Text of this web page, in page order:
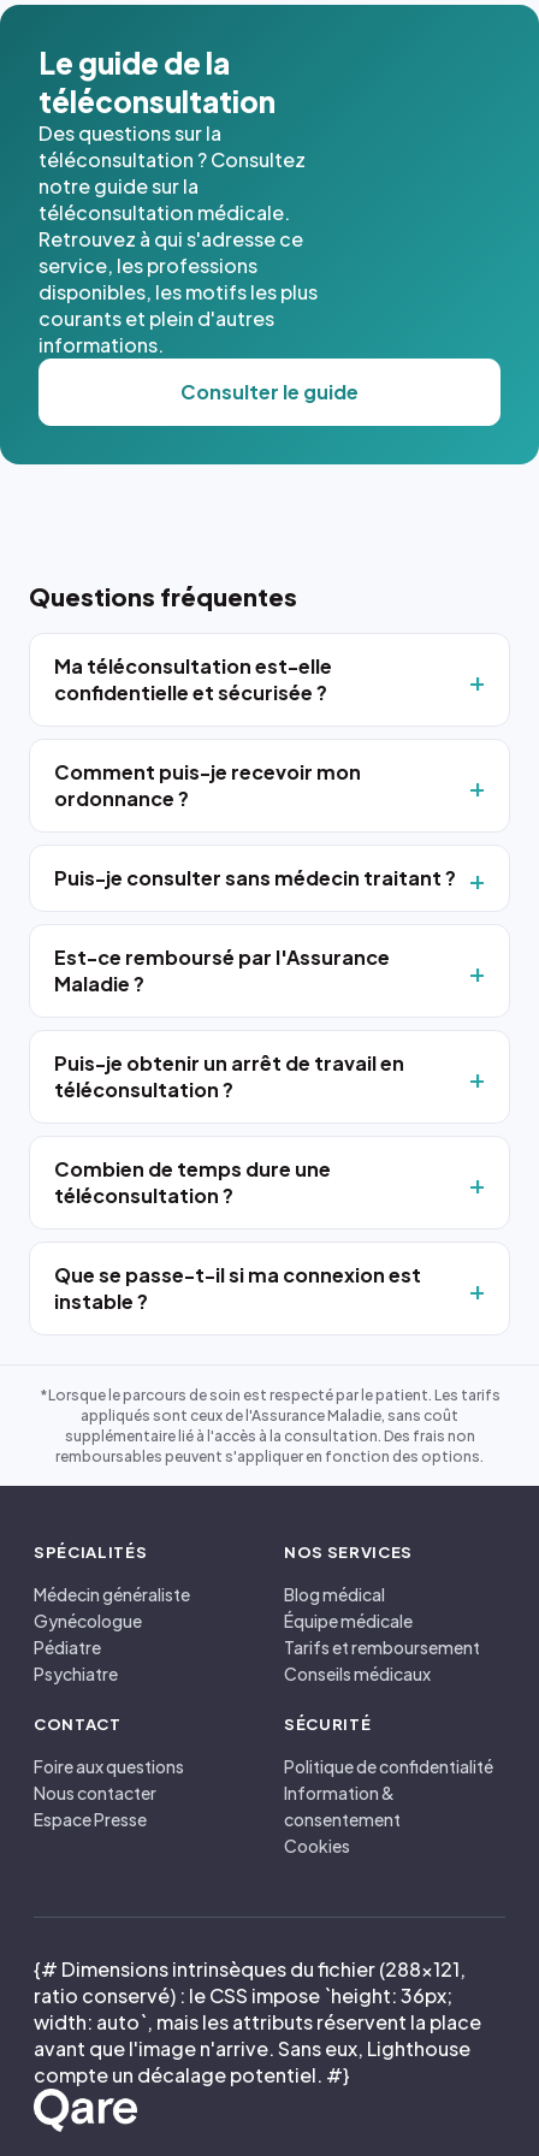
Le guide de la
téléconsultation
Des questions sur la
téléconsultation ? Consultez
notre guide sur la
téléconsultation médicale.
Retrouvez à qui s'adresse ce
service, les professions
disponibles, les motifs les plus
courants et plein d'autres
informations.
Consulter le guide
Questions fréquentes
Ma téléconsultation est-elle
confidentielle et sécurisée ?
Comment puis-je recevoir mon
ordonnance ?
Puis-je consulter sans médecin traitant ?
Est-ce remboursé par l'Assurance
Maladie ?
Puis-je obtenir un arrêt de travail en
téléconsultation ?
Combien de temps dure une
téléconsultation ?
Que se passe-t-il si ma connexion est
instable ?
*Lorsque le parcours de soin est respecté par le patient. Les tarifs
appliqués sont ceux de l'Assurance Maladie, sans coût
supplémentaire lié à l'accès à la consultation. Des frais non
remboursables peuvent s'appliquer en fonction des options.
SPÉCIALITÉS
Médecin généraliste
Gynécologue
Pédiatre
Psychiatre
NOS SERVICES
Blog médical
Équipe médicale
Tarifs et remboursement
Conseils médicaux
CONTACT
Foire aux questions
Nous contacter
Espace Presse
SÉCURITÉ
Politique de confidentialité
Information &
consentement
Cookies
{# Dimensions intrinsèques du fichier (288×121,
ratio conservé) : le CSS impose `height: 36px;
width: auto`, mais les attributs réservent la place
avant que l'image n'arrive. Sans eux, Lighthouse
compte un décalage potentiel. #}